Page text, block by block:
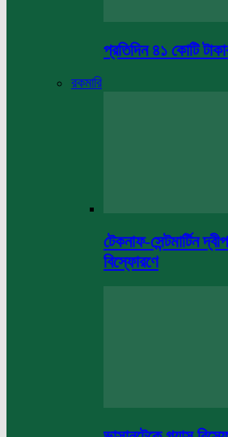
প্রতিদিন ৪১ কোটি
রকমারি
টেকনাফ-সেন্টমার্টিন
বিস্ফোরণে